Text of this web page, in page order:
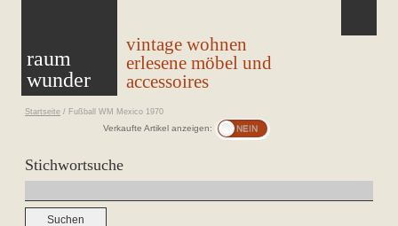
raum
wunder
vintage wohnen
erlesene möbel und
accessoires
Startseite / Fußball WM Mexico 1970
Verkaufte Artikel anzeigen:
Stichwortsuche
nach: